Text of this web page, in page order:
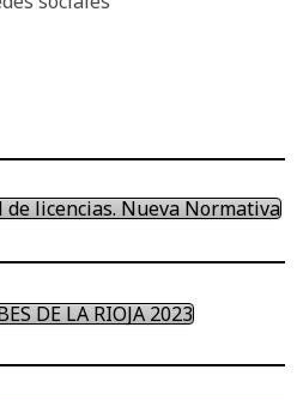
licencias. Nueva Normativa
DE LA RIOJA 2023